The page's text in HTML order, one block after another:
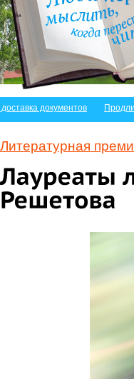
документов
Литературная